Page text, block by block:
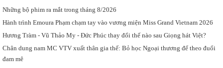
Những bộ phim ra mắt trong tháng 8/2026
Hành trình Emoura Phạm chạm tay vào vương miện Miss Grand Vietnam 2026
Hương Tràm - Vũ Thảo My - Đức Phúc thay đổi thế nào sau Giọng hát Việt?
Chân dung nam MC VTV xuất thân gia thế: Bỏ học Ngoại thương để theo đuổi
đam mê